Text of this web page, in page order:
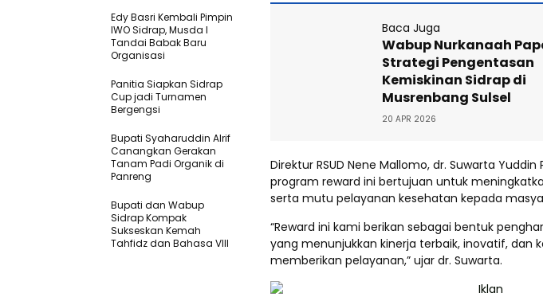
Baca Juga
Wabup Nurkanaah
Strategi Pengentasan
Kemiskinan Sidrap di
Musrenbang Sulsel
20 APR 2026
Direktur RSUD Nene Mallomo, dr. Suwarta
program reward ini bertujuan untuk
serta mutu pelayanan kesehatan kepada
“Reward ini kami berikan sebagai bentuk
yang menunjukkan kinerja terbaik, inovatif, dan
memberikan pelayanan,” ujar dr. Suwarta.
Edy Basri Kembali Pimpin
IWO Sidrap, Musda I
Tandai Babak Baru
Organisasi
Panitia Siapkan Sidrap
Cup jadi Turnamen
Bergengsi
Bupati Syaharuddin Alrif
Canangkan Gerakan
Tanam Padi Organik di
Panreng
Bupati dan Wabup
Sidrap Kompak
Sukseskan Kemah
Tahfidz dan Bahasa VIII